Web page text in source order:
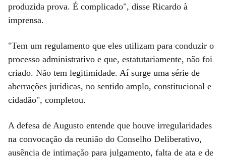
produzida prova. É complicado", disse Ricardo à
imprensa.
"Tem um regulamento que eles utilizam para conduzir o
processo administrativo e que, estatutariamente, não foi
criado. Não tem legitimidade. Aí surge uma série de
aberrações jurídicas, no sentido amplo, constitucional e
cidadão", completou.
A defesa de Augusto entende que houve irregularidades
na convocação da reunião do Conselho Deliberativo,
ausência de intimação para julgamento, falta de ata e de